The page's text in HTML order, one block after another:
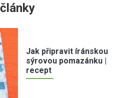
Jak připravit íránskou
sýrovou pomazánku |
recept